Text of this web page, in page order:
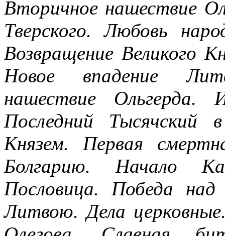
Вторичное нашествие
Тверского. Любовь
Возвращение Великого
Новое впадение
нашествие
Последний Тысячский
Князем. Первая
Болгарию. Начало
Пословица. Победа
Литвою. Дела